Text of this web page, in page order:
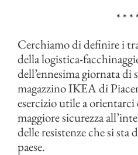
* * *
Cerchiamo di definire i
della logistica-
dell’ennesima giornata
magazzino IKEA di
esercizio utile a orientarci
maggiore sicurezza
delle resistenze che si
paese.